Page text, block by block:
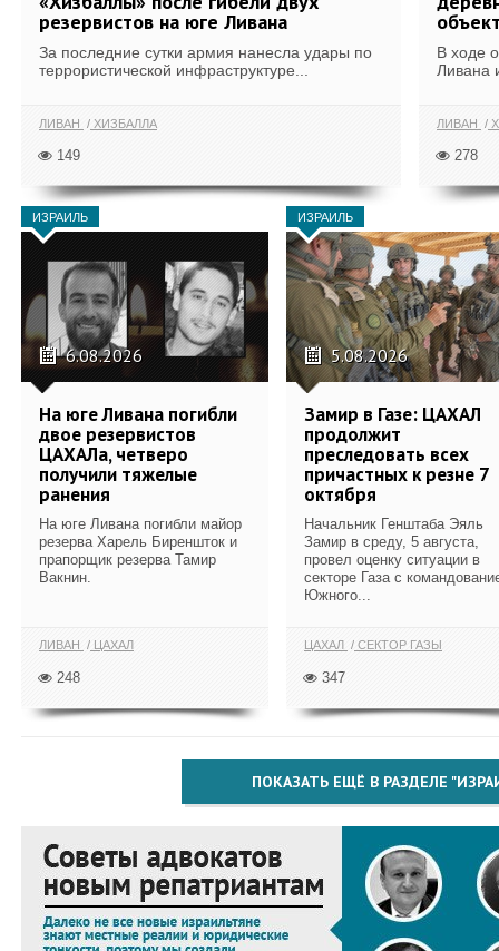
резервистов на юге Ливана
За последние сутки армия нанесла удары по
террористической инфраструктуре...
ЛИВАН ХИЗБАЛЛА
149
В ходе
Ливана
ЛИВАН
278
ИЗРАИЛЬ
6.08.2026
На юге Ливана погибли
двое резервистов
ЦАХАЛа, четверо
получили тяжелые
ранения
На юге Ливана погибли майор
резерва Харель Биреншток и
прапорщик резерва Тамир
Вакнин.
ЛИВАН ЦАХАЛ
248
ИЗРАИЛЬ
5.08.2026
Замир в Газе: ЦАХАЛ
продолжит
преследовать всех
причастных к резне 7
октября
Начальник Генштаба Эяль
Замир в среду, 5 августа,
провел оценку ситуации в
секторе Газа с
Южного...
ЦАХАЛ СЕКТОР ГАЗЫ
347
ПОКАЗАТЬ ЕЩЁ В РАЗДЕЛЕ